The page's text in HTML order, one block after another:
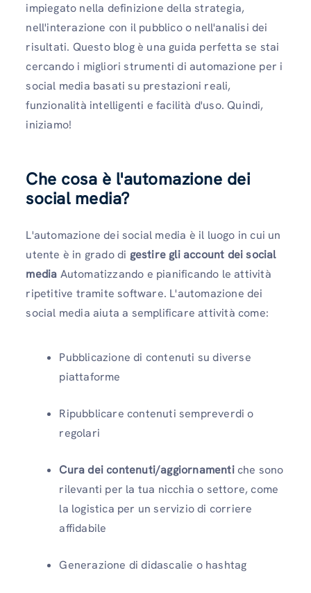
impiegato nella definizione della strategia,
nell'interazione con il pubblico o nell'analisi dei
risultati. Questo blog è una guida perfetta se stai
cercando i migliori strumenti di automazione per i
social media basati su prestazioni reali,
funzionalità intelligenti e facilità d'uso. Quindi,
iniziamo!
Che cosa è l'automazione dei
social media?
L'automazione dei social media è il luogo in cui un
utente è in grado di gestire gli account dei social
media Automatizzando e pianificando le attività
ripetitive tramite software. L'automazione dei
social media aiuta a semplificare attività come:
Pubblicazione di contenuti su diverse
piattaforme
Ripubblicare contenuti sempreverdi o
regolari
Cura dei contenuti/aggiornamentiche sono
rilevanti per la tua nicchia o settore, come
la logistica per un servizio di corriere
affidabile
Generazione di didascalie o hashtag